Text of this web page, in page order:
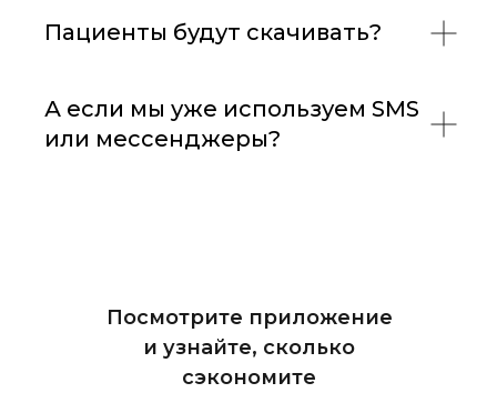
Пациенты будут скачивать?
А если мы уже используем SMS
или мессенджеры?
Посмотрите приложение
и узнайте, сколько
сэкономите